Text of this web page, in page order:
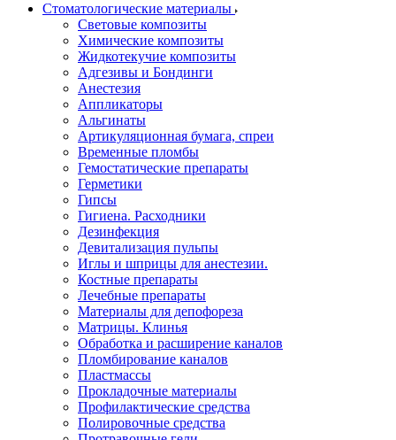
Стоматологические материалы
Световые композиты
Химические композиты
Жидкотекучие композиты
Адгезивы и Бондинги
Анестезия
Аппликаторы
Альгинаты
Артикуляционная бумага, спреи
Временные пломбы
Гемостатические препараты
Герметики
Гипсы
Гигиена. Расходники
Дезинфекция
Девитализация пульпы
Иглы и шприцы для анестезии.
Костные препараты
Лечебные препараты
Материалы для депофореза
Матрицы. Клинья
Обработка и расширение каналов
Пломбирование каналов
Пластмассы
Прокладочные материалы
Профилактические средства
Полировочные средства